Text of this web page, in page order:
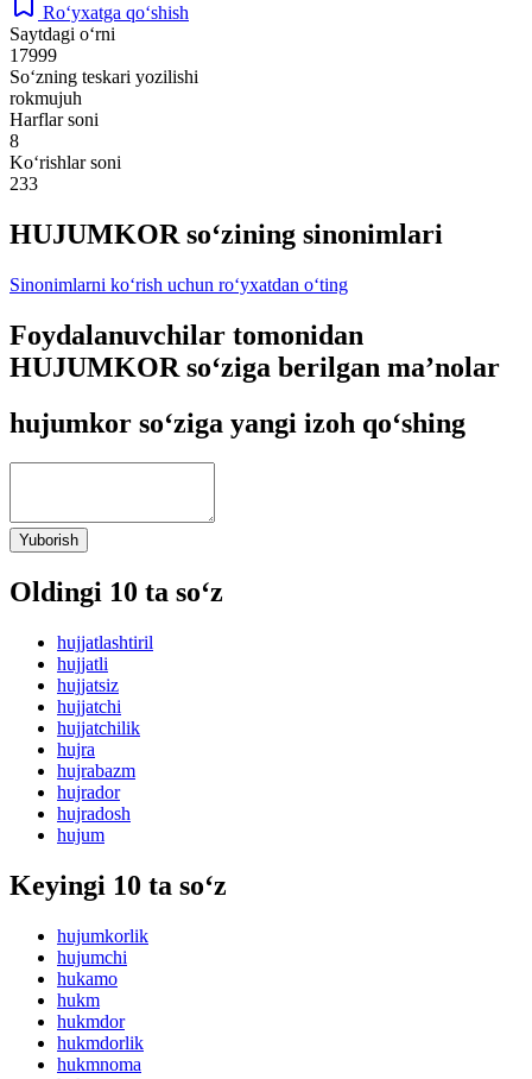
Ro‘yxatga qo‘shish
Saytdagi o‘rni
17999
So‘zning teskari yozilishi
rokmujuh
Harflar soni
8
Ko‘rishlar soni
233
HUJUMKOR so‘zining sinonimlari
Sinonimlarni ko‘rish uchun ro‘yxatdan o‘ting
Foydalanuvchilar tomonidan
HUJUMKOR so‘ziga berilgan ma’nolar
hujumkor so‘ziga yangi izoh qo‘shing
Yuborish
Oldingi 10 ta so‘z
hujjatlashtiril
hujjatli
hujjatsiz
hujjatchi
hujjatchilik
hujra
hujrabazm
hujrador
hujradosh
hujum
Keyingi 10 ta so‘z
hujumkorlik
hujumchi
hukamo
hukm
hukmdor
hukmdorlik
hukmnoma